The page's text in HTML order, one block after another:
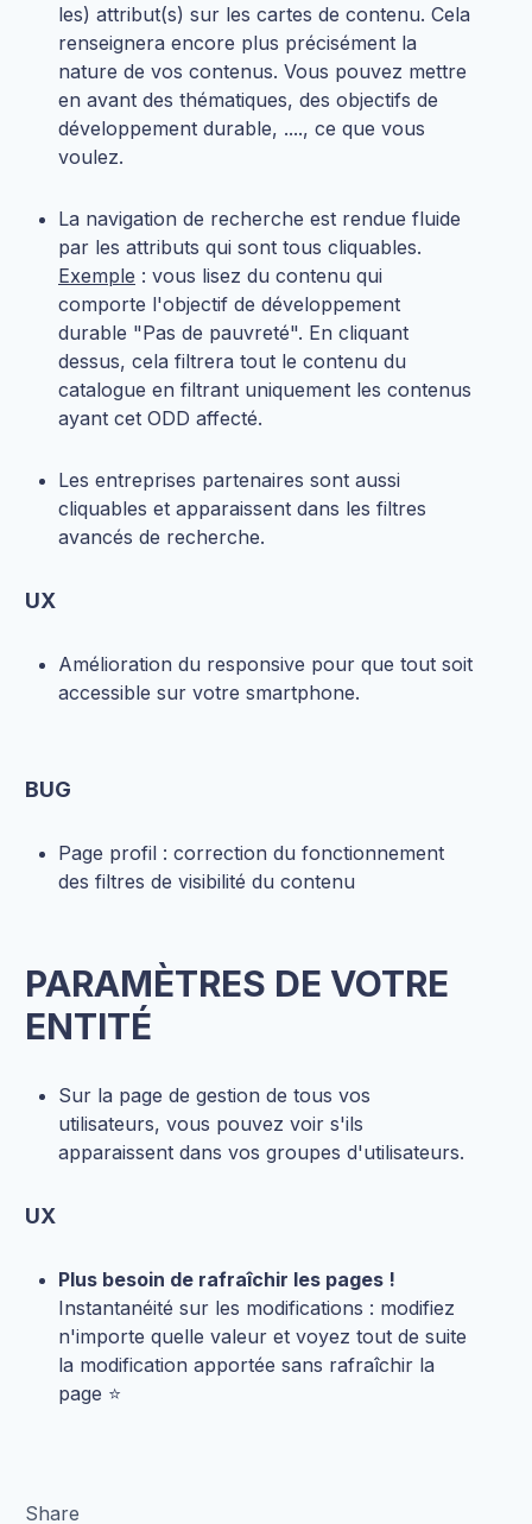
les) attribut(s) sur les cartes de contenu. Cela
renseignera encore plus précisément la
nature de vos contenus. Vous pouvez mettre
en avant des thématiques, des objectifs de
développement durable, ...., ce que vous
voulez.
La navigation de recherche est rendue fluide
par les attributs qui sont tous cliquables.
Exemple : vous lisez du contenu qui
comporte l'objectif de développement
durable "Pas de pauvreté". En cliquant
dessus, cela filtrera tout le contenu du
catalogue en filtrant uniquement les contenus
ayant cet ODD affecté.
Les entreprises partenaires sont aussi
cliquables et apparaissent dans les filtres
avancés de recherche.
UX
Amélioration du responsive pour que tout soit
accessible sur votre smartphone.
BUG
Page profil : correction du fonctionnement
des filtres de visibilité du contenu
PARAMÈTRES DE VOTRE
ENTITÉ
Sur la page de gestion de tous vos
utilisateurs, vous pouvez voir s'ils
apparaissent dans vos groupes d'utilisateurs.
UX
Plus besoin de rafraîchir les pages !
Instantanéité sur les modifications : modifiez
n'importe quelle valeur et voyez tout de suite
la modification apportée sans rafraîchir la
page ⭐️
Share